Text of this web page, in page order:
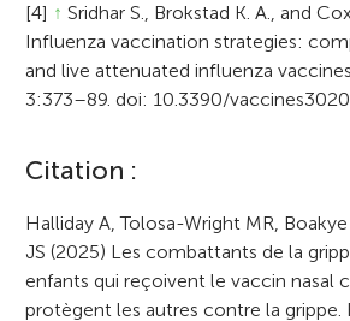
[4] ↑ Sridhar S., Brokstad K. A., and
Influenza vaccination strategies:
and live attenuated influenza
3:373–89. doi: 10.3390/
A
r
t
i
Citation :
Halliday A, Tolosa-Wright MR,
JS (2025) Les combattants de la
enfants qui reçoivent le vaccin nasal
protègent les autres contre la grippe.